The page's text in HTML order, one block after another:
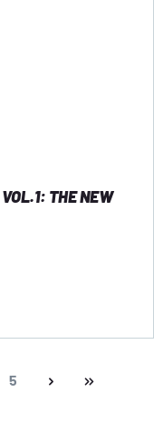
THE NEW
Seite
5